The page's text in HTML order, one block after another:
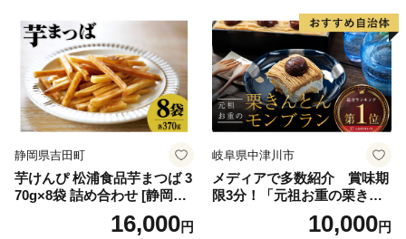
誕生日 カップ 詰め合わせ バ
ラエティ | バニラ チョコレー
ト ストロベリー ピスタチオ
バニラ＆クッキー ウベ 沖縄
紅イモ 塩ちんすこう 沖縄シ
ークヮーサー 沖縄黒糖 琉球
ロイヤルミルクティ 沖縄パ
イン
道産アイス 道産アイスクリ
ーム ギフト 詰合せ 詰め合わ
せ ふるさと納税 ）
静岡県吉田町
芋けんぴ 松浦食品芋まつば 3
70g×8袋 詰め合わせ [静岡伊
勢丹(松浦食品) 静岡県 吉田町
22424274] 芋ケンピ セット
16,000円
岐阜県中津川市
メディアで多数紹介 賞味期
限3分！「元祖お重の栗きん
とんモンブラン」 【未来の
ご褒美】スイーツ 栗 モンブ
10,000円